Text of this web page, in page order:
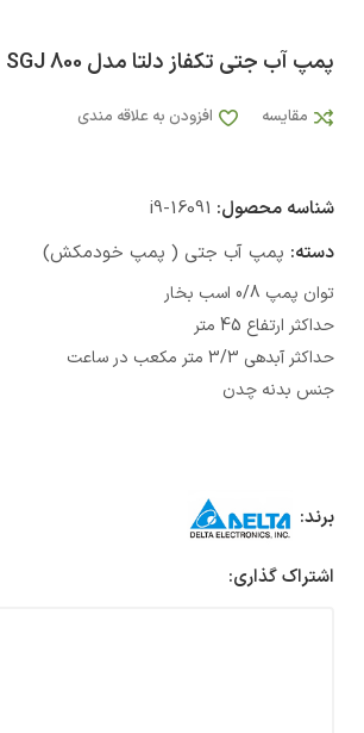
پمپ آب جتی تکفاز دلتا مدل SGJ 800
مقایسه افزودن به علاقه مندی
شناسه محصول: i9-16091
دسته: پمپ آب جتی ( پمپ خودمکش)
توان پمپ 0/8 اسب بخار
حداکثر ارتفاع 45 متر
حداکثر آبدهی 3/3 متر مکعب در ساعت
جنس بدنه چدن
برند:
اشتراک گذاری: